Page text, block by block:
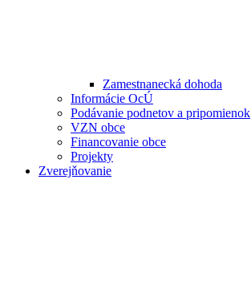
Zamestnanecká dohoda
Informácie OcÚ
Podávanie podnetov a pripomienok
VZN obce
Financovanie obce
Projekty
Zverejňovanie